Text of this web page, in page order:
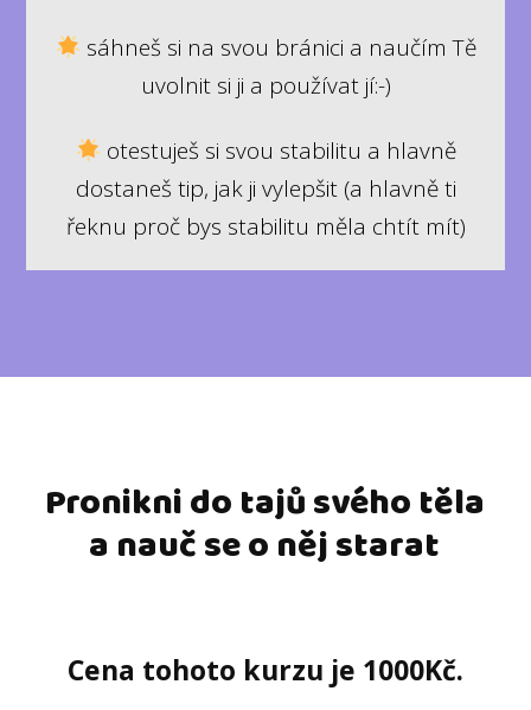
sáhneš si na svou bránici a naučím Tě
uvolnit si ji a používat jí:-)
otestuješ si svou stabilitu a hlavně
dostaneš tip, jak ji vylepšit (a hlavně ti
řeknu proč bys stabilitu měla chtít mít)
Pronikni do tajů svého těla
a nauč se o něj starat
Cena tohoto kurzu je 1000Kč.